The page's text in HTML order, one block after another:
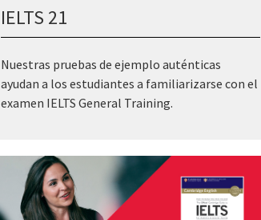
IELTS 21
Nuestras pruebas de ejemplo auténticas
ayudan a los estudiantes a familiarizarse con el
examen IELTS General Training.